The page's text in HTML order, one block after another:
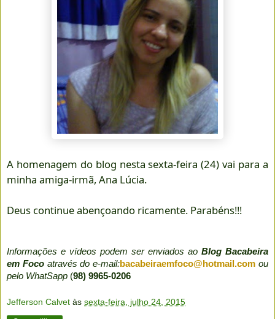
A homenagem do blog nesta sexta-feira (24) vai para a
minha amiga-irmã, Ana Lúcia.
Deus continue abençoando ricamente. Parabéns!!!
Informações e vídeos podem ser enviados ao Blog Bacabeira
em Focoatravés do e-mail:bacabeiraemfoco@hotmail.com ou
pelo WhatSapp (98) 9965-0206
Jefferson Calvet às sexta-feira, julho 24, 2015